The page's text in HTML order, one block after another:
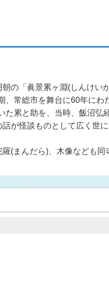
の「眞景累ヶ淵(しんけい
常総市を舞台に60年に
累と助を、当時、飯沼弘
が怪談ものとして広く世
(まんだら)、木像なども同